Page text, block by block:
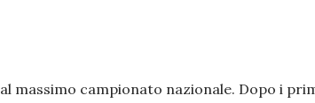
massimo campionato nazionale. Dopo i